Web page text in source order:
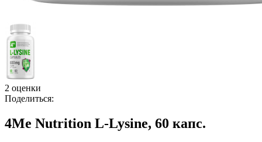
2 оценки
Поделиться:
4Me Nutrition L-Lysine, 60 капс.